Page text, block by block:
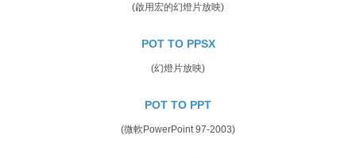
(啟用宏的幻燈片放映)
POT TO PPSX
(幻燈片放映)
POT TO PPT
(微軟PowerPoint 97-2003)